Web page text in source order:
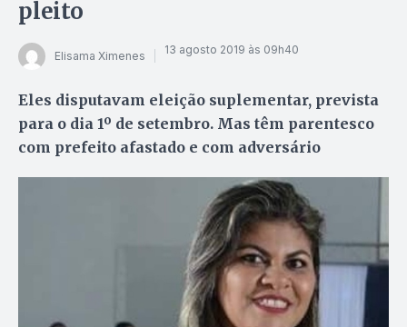
pleito
Elisama Ximenes 13 agosto 2019 às 09h40
Eles disputavam eleição suplementar, prevista
para o dia 1º de setembro. Mas têm parentesco
com prefeito afastado e com adversário